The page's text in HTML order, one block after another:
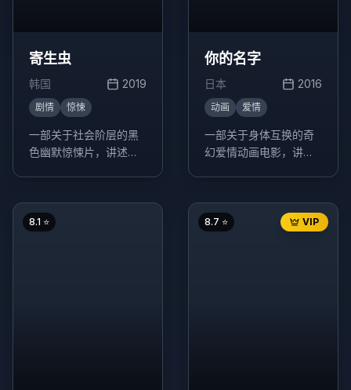
寄生虫
韩国 2019
剧情 惊悚
一部关于社会阶层的黑
色幽默惊悚片，讲述了
作，最终引发一系列意
想不到的事件。
你的名字
日本 2016
动画 爱情
一部关于身体互换的奇
幻爱情动画电影，讲述
女宫水三叶，在梦中互
换身体的奇妙经历。
8.1 ⭐ VIP
8.7 ⭐